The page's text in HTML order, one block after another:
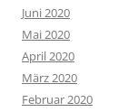
Juni 2020
Mai 2020
April 2020
März 2020
Februar 2020